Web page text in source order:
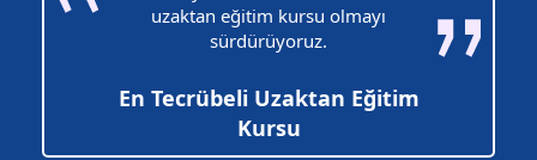
uzaktan eğitim kursu olmayı
sürdürüyoruz.
En Tecrübeli Uzaktan Eğitim
Kursu